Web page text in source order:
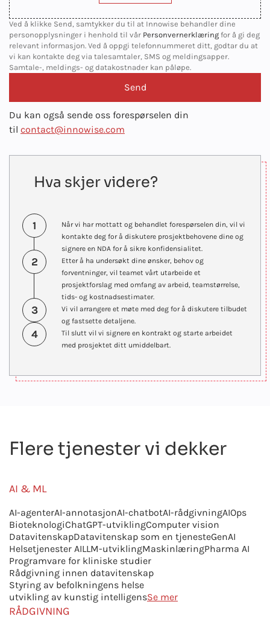
Ved å klikke Send, samtykker du til at Innowise behandler dine
personopplysninger i henhold til vår Personvernerklæring for å gi deg
relevant informasjon. Ved å oppgi telefonnummeret ditt, godtar du at
vi kan kontakte deg via talesamtaler, SMS og meldingsapper.
Samtale-, meldings- og datakostnader kan påløpe.
Du kan også sende oss forespørselen din
til contact@innowise.com
Hva skjer videre?
1
Når vi har mottatt og behandlet forespørselen din, vil vi
kontakte deg for å diskutere prosjektbehovene dine og
signere en NDA for å sikre konfidensialitet.
2
Etter å ha undersøkt dine ønsker, behov og
forventninger, vil teamet vårt utarbeide et
prosjektforslag med omfang av arbeid, teamstørrelse,
tids- og kostnadsestimater.
3
Vi vil arrangere et møte med deg for å diskutere tilbudet
og fastsette detaljene.
4
Til slutt vil vi signere en kontrakt og starte arbeidet
med prosjektet ditt umiddelbart.
Flere tjenester vi dekker
AI & ML
AI-agenterAI-annotasjonAI-chatbotAI-rådgivningAIOps
BioteknologiChatGPT-utviklingComputer vision
DatavitenskapDatavitenskap som en tjenesteGenAI
Helsetjenester AILLM-utviklingMaskinlæringPharma AI
Programvare for kliniske studier
Rådgivning innen datavitenskap
Styring av befolkningens helse
utvikling av kunstig intelligensSe mer
RÅDGIVNING